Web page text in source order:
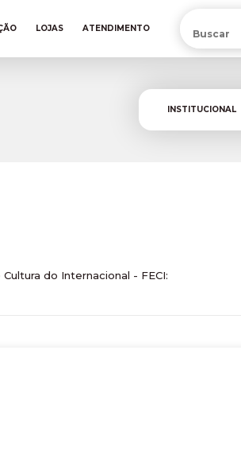
LOJAS ATENDIMENTO
INSTITUCIONAL
do Internacional - FECI: